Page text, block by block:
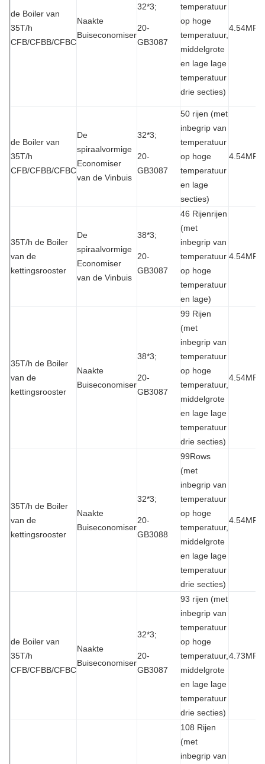
de Boiler van
35T/h
CFB/CFBB/CFBC
Naakte
Buiseconomiser
32*3;
20-
GB3087
temperatuur
op hoge
temperatuur,
middelgrote
en lage lage
temperatuur
drie secties)
4.54MPa
de Boiler van
35T/h
CFB/CFBB/CFBC
De
spiraalvormige
Economiser
van de Vinbuis
32*3;
20-
GB3087
50 rijen (met
inbegrip van
temperatuur
op hoge
temperatuur
en lage
secties)
4.54MPa
35T/h de Boiler
van de
kettingsrooster
De
spiraalvormige
Economiser
van de Vinbuis
38*3;
20-
GB3087
46 Rijenrijen
(met
inbegrip van
temperatuur
op hoge
temperatuur
en lage)
4.54MPa
35T/h de Boiler
van de
kettingsrooster
Naakte
Buiseconomiser
38*3;
20-
GB3087
99 Rijen
(met
inbegrip van
temperatuur
op hoge
temperatuur,
middelgrote
en lage lage
temperatuur
drie secties)
4.54MPa
35T/h de Boiler
van de
kettingsrooster
Naakte
Buiseconomiser
32*3;
20-
GB3088
99Rows
(met
inbegrip van
temperatuur
op hoge
temperatuur,
middelgrote
en lage lage
temperatuur
drie secties)
4.54MPa
de Boiler van
35T/h
CFB/CFBB/CFBC
Naakte
Buiseconomiser
32*3;
20-
GB3087
93 rijen (met
inbegrip van
temperatuur
op hoge
temperatuur,
middelgrote
en lage lage
temperatuur
drie secties)
4.73MPa
108 Rijen
(met
inbegrip van